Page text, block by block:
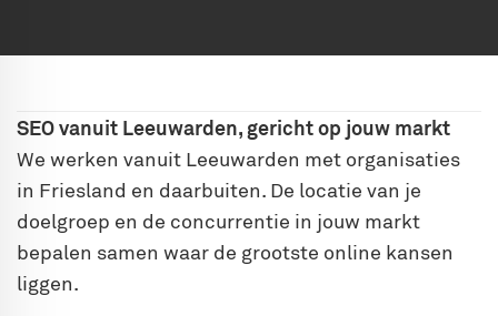
SEO vanuit Leeuwarden, gericht op jouw markt
We werken vanuit Leeuwarden met organisaties
in Friesland en daarbuiten. De locatie van je
doelgroep en de concurrentie in jouw markt
bepalen samen waar de grootste online kansen
liggen.